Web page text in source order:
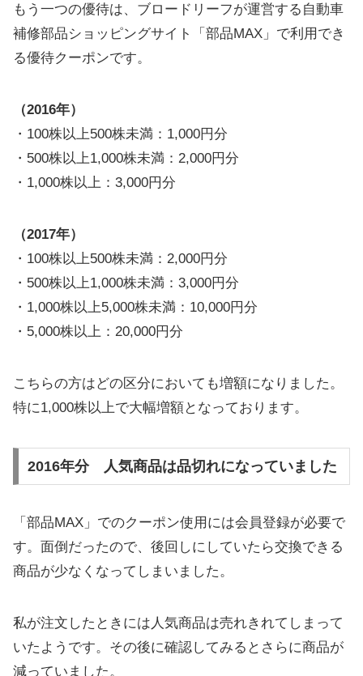
もう一つの優待は、ブロードリーフが運営する自動車
補修部品ショッピングサイト「部品MAX」で利用でき
る優待クーポンです。
（2016年）
・100株以上500株未満：1,000円分
・500株以上1,000株未満：2,000円分
・1,000株以上：3,000円分
（2017年）
・100株以上500株未満：2,000円分
・500株以上1,000株未満：3,000円分
・1,000株以上5,000株未満：10,000円分
・5,000株以上：20,000円分
こちらの方はどの区分においても増額になりました。
特に1,000株以上で大幅増額となっております。
2016年分 人気商品は品切れになっていました
「部品MAX」でのクーポン使用には会員登録が必要で
す。面倒だったので、後回しにしていたら交換できる
商品が少なくなってしまいました。
私が注文したときには人気商品は売れきれてしまって
いたようです。その後に確認してみるとさらに商品が
減っていました。